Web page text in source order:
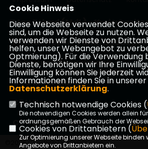
Max Schad (MdL) -
Patrick Appel -
Johannes Wiegelmann -
Bundestagsabgeordneter
CDU Main-Kinzig
CDU Hessen
CDU Deutschland
©2026 Christlich Demokratische
Cookie Hinweis
Diese Webseite verwendet
sind, um die Webseite zu nutzen.
verwenden wir Dienste von
helfen, unser Webangebot zu
Optmierung). Für die
Dienste, benötigen wir Ihre
Einwilligung können Sie jederzeit
Informationen finden Sie in unserer
Datenschutzerklärung.
Technisch notwendige Cookies (
Die notwendigen Cookies werden allein
ordnungsgemäßen Gebrauch der
Cookies von Drittanbietern (
Zur Optimierung unserer Webseite binden
Angebote von Drittanbietern ein.